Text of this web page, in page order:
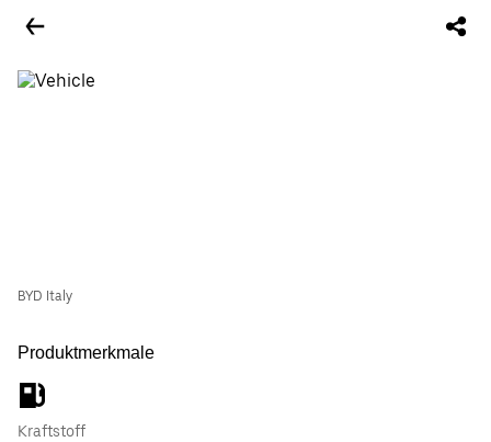
BYD Italy
Produktmerkmale
Kraftstoff